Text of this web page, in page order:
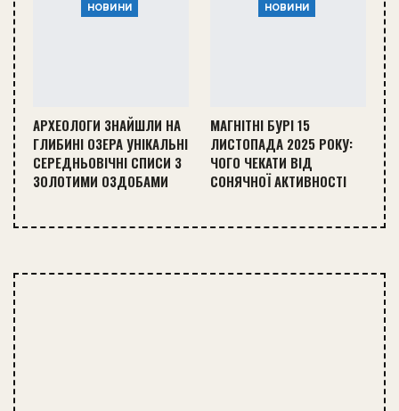
НОВИНИ
АРХЕОЛОГИ ЗНАЙШЛИ НА
ГЛИБИНІ ОЗЕРА УНІКАЛЬНІ
СЕРЕДНЬОВІЧНІ СПИСИ З
ЗОЛОТИМИ ОЗДОБАМИ
НОВИНИ
МАГНІТНІ БУРІ 15
ЛИСТОПАДА 2025 РОКУ:
ЧОГО ЧЕКАТИ ВІД
СОНЯЧНОЇ АКТИВНОСТІ